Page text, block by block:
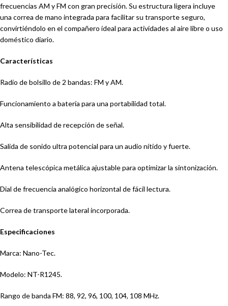
frecuencias AM y FM con gran precisión. Su estructura ligera incluye
una correa de mano integrada para facilitar su transporte seguro,
convirtiéndolo en el compañero ideal para actividades al aire libre o uso
doméstico diario.
Características
Radio de bolsillo de 2 bandas: FM y AM.
Funcionamiento a batería para una portabilidad total.
Alta sensibilidad de recepción de señal.
Salida de sonido ultra potencial para un audio nítido y fuerte.
Antena telescópica metálica ajustable para optimizar la sintonización.
Dial de frecuencia analógico horizontal de fácil lectura.
Correa de transporte lateral incorporada.
Especificaciones
Marca: Nano-Tec.
Modelo: NT-R1245.
Rango de banda FM: 88, 92, 96, 100, 104, 108 MHz.